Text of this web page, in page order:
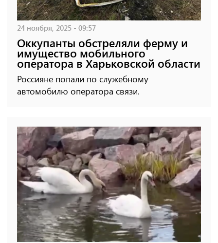
24 ноября, 2025 - 09:57
Оккупанты обстреляли ферму и
имущество мобильного
оператора в Харьковской области
Россияне попали по служебному
автомобилю оператора связи.